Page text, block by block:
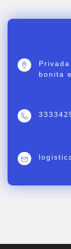
bonita